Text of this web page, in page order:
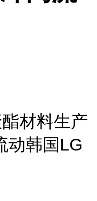
材料生产
动韩国LG